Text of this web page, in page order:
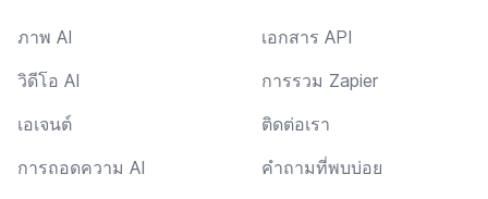
ภาพ AI
วิดีโอ AI
เอเจนต์
การถอดความ AI
เอกสาร API
การรวม Zapier
ติดต่อเรา
คำถามที่พบบ่อย